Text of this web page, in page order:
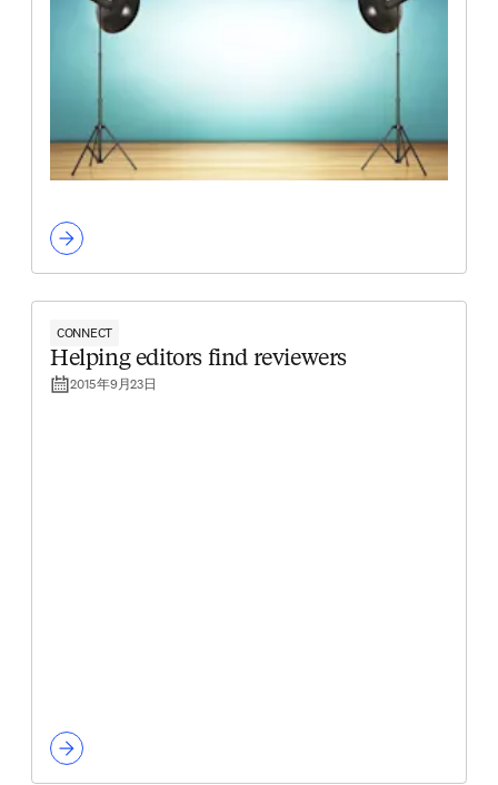
CONNECT
Helping editors find reviewers
2015年9月23日